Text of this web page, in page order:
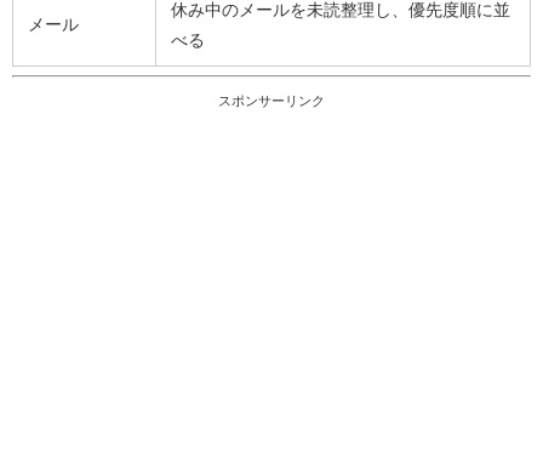
メール
休み中のメールを未読整理し、優先度順に並
べる
スポンサーリンク